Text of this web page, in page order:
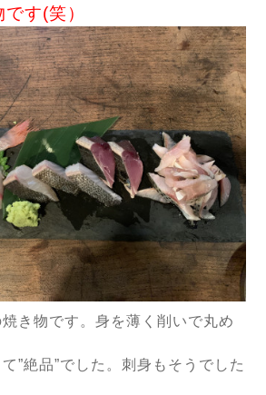
す(笑）
き物です。身を薄く削いで丸め
”絶品”でした。刺身もそうでした